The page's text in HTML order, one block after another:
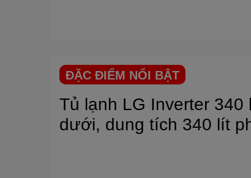
ĐẶC ĐIỂM NỔI BẬT
Tủ lạnh LG Inverter 340
dưới, dung tích 340 lít